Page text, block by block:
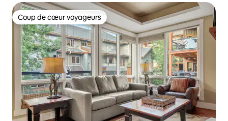
Coup de cœur voyageurs
Coup de cœur voyageurs